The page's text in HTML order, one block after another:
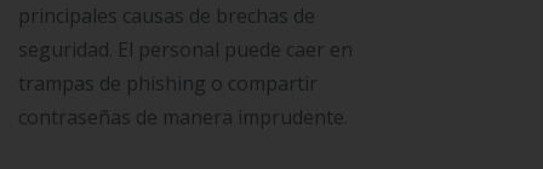
principales causas de brechas de
seguridad. El personal puede caer en
trampas de phishing o compartir
contraseñas de manera imprudente.